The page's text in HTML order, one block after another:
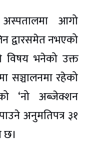
आगो
द्वारसमेत नभएको
विषय भनेको उक्त
सञ्चालनमा रहेको
‘नो अब्जेक्शन
अनुमतिपत्र ३१
छ।